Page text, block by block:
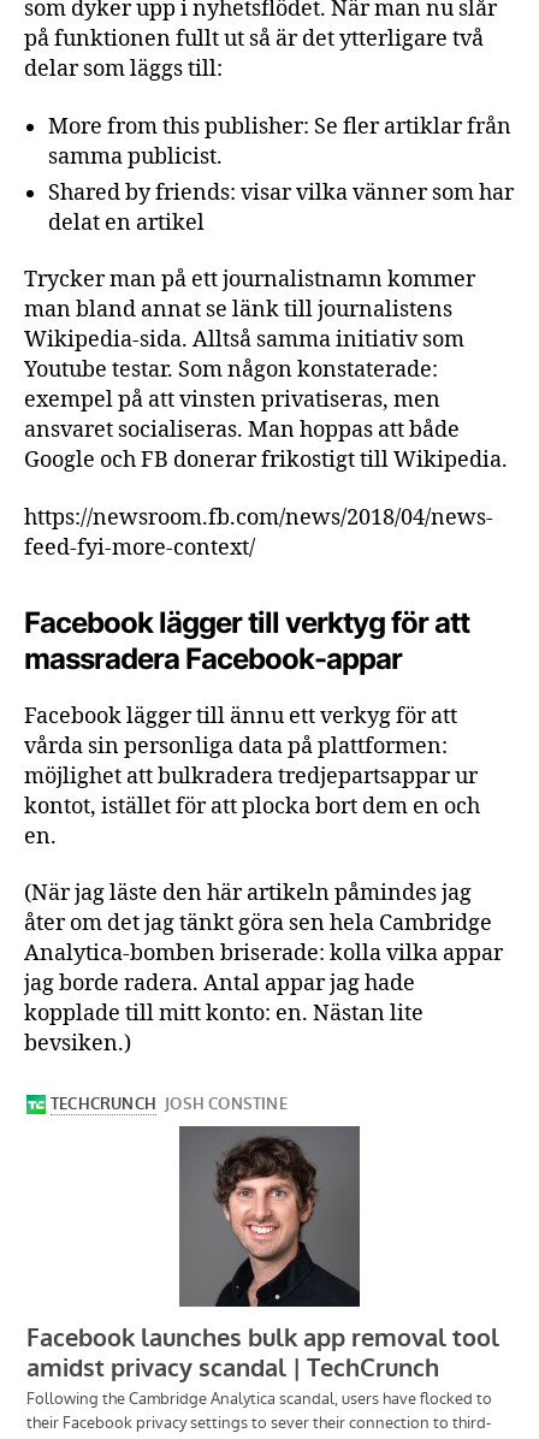
som dyker upp i nyhetsflödet. När man nu slår
på funktionen fullt ut så är det ytterligare två
delar som läggs till:
More fromthispublisher: Se fler artiklarfrån
sammapublicist.
Sharedbyfriends: visarvilkavänner somhar
delat en artikel
Trycker man på ett journalistnamn kommer
man bland annat se länk till journalistens
Wikipedia-sida. Alltså samma initiativ som
Youtube testar. Som någon konstaterade:
exempel på att vinsten privatiseras, men
ansvaret socialiseras. Man hoppas att både
Google och FB donerar frikostigt till Wikipedia.
https://newsroom.fb.com/news/2018/04/news-
feed-fyi-more-context/
Facebook lägger till verktyg för att
massradera Facebook-appar
Facebook lägger till ännu ett verkyg för att
vårda sin personliga data på plattformen:
möjlighet att bulkradera tredjepartsappar ur
kontot, istället för att plocka bort dem en och
en.
(När jag läste den här artikeln påmindes jag
åter om det jag tänkt göra sen hela Cambridge
Analytica-bomben briserade: kolla vilka appar
jag borde radera. Antal appar jag hade
kopplade till mitt konto: en. Nästan lite
bevsiken.)